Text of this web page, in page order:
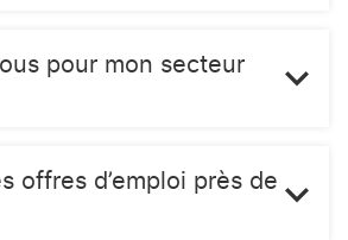
pour mon secteur
offres d’emploi près de